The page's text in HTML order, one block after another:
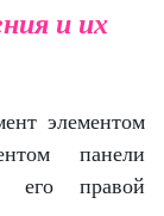
и их
элементом
панели
его правой